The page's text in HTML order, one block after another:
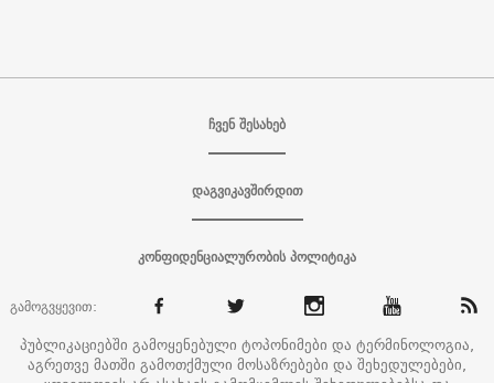
ჩვენ შესახებ
დაგვიკავშირდით
კონფიდენციალურობის პოლიტიკა
გამოგვყევით:
პუბლიკაციებში გამოყენებული ტოპონიმები და ტერმინოლოგია,
აგრეთვე მათში გამოთქმული მოსაზრებები და შეხედულებები,